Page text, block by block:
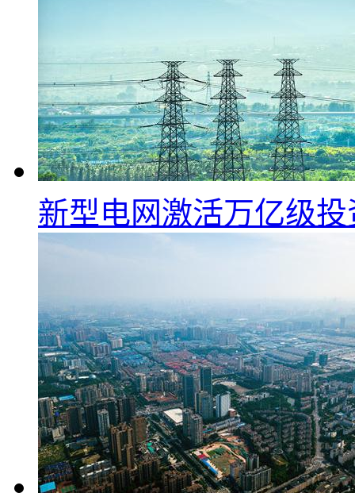
新型电网激活万亿级